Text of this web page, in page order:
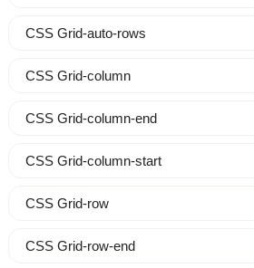
CSS Grid-auto-rows
CSS Grid-column
CSS Grid-column-end
CSS Grid-column-start
CSS Grid-row
CSS Grid-row-end